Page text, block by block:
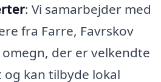
: Vi samarbejder med
fra Farre, Favrskov
der er velkendte
kan tilbyde lokal